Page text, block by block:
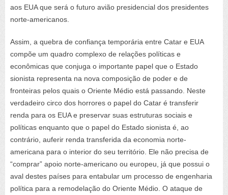
aos EUA que será o futuro avião presidencial dos presidentes
norte-americanos.
Assim, a quebra de confiança temporária entre Catar e EUA
compõe um quadro complexo de relações políticas e
econômicas que conjuga o importante papel que o Estado
sionista representa na nova composição de poder e de
fronteiras pelos quais o Oriente Médio está passando. Neste
verdadeiro circo dos horrores o papel do Catar é transferir
renda para os EUA e preservar suas estruturas sociais e
políticas enquanto que o papel do Estado sionista é, ao
contrário, auferir renda transferida da economia norte-
americana para o interior do seu território. Ele não precisa de
“comprar” apoio norte-americano ou europeu, já que possui o
aval destes países para entabular um processo de engenharia
política para a remodelação do Oriente Médio. O ataque de